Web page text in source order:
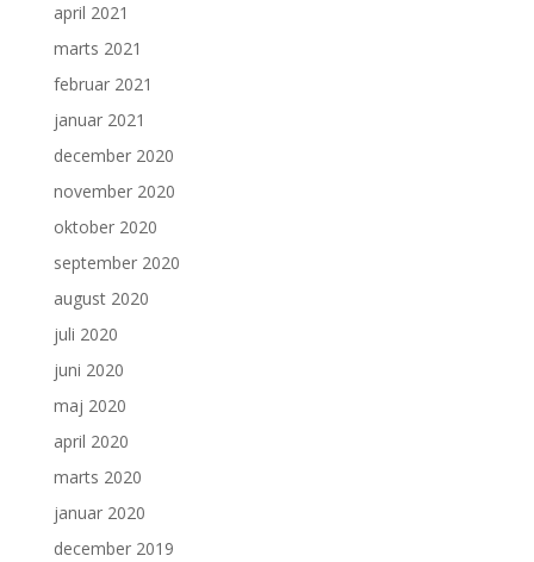
april 2021
marts 2021
februar 2021
januar 2021
december 2020
november 2020
oktober 2020
september 2020
august 2020
juli 2020
juni 2020
maj 2020
april 2020
marts 2020
januar 2020
december 2019